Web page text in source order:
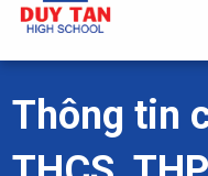
Thông tin